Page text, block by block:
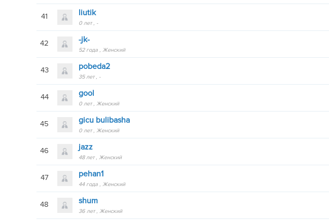
41 liutik
0 лет -
42 -jk-
52 года Женский
43 pobeda2
35 лет -
44 gool
0 лет Женский
45 gicu bulibasha
0 лет Женский
46 jazz
48 лет Женский
47 pehan1
44 года Женский
48 shum
36 лет Женский